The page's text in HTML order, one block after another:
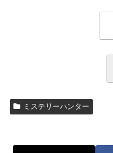
ミステリーハンター